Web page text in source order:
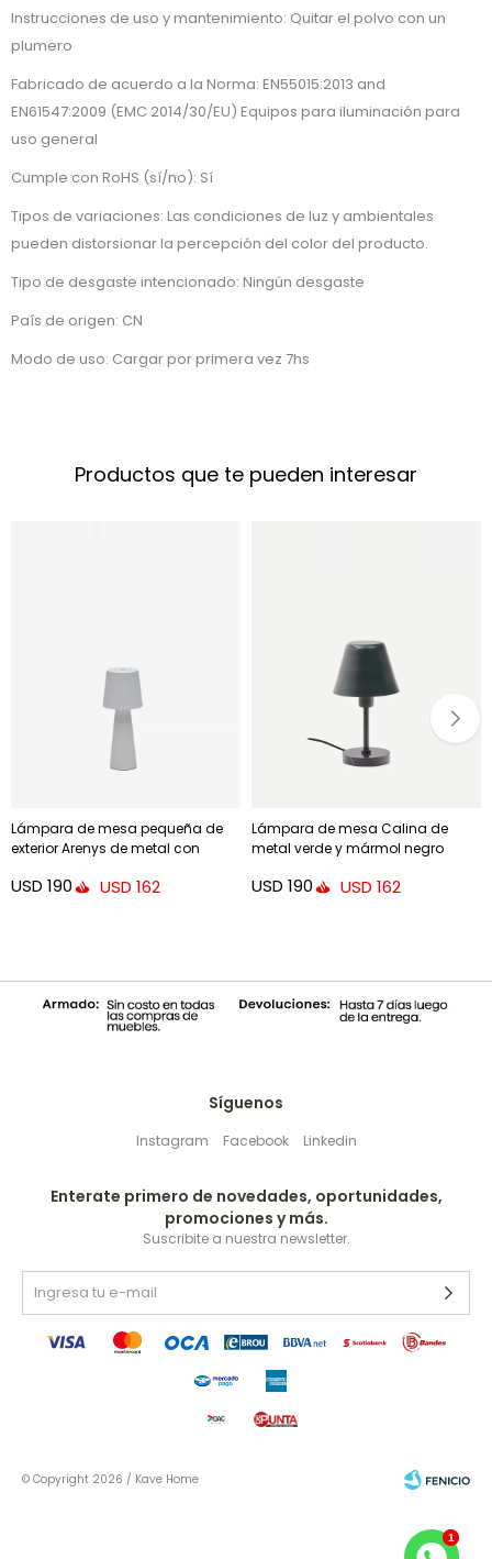
Instrucciones de uso y mantenimiento: Quitar el polvo con un
plumero
Fabricado de acuerdo a la Norma: EN55015:2013 and
EN61547:2009 (EMC 2014/30/EU) Equipos para iluminación para
uso general
Cumple con RoHS (sí/no): Sí
Tipos de variaciones: Las condiciones de luz y ambientales
pueden distorsionar la percepción del color del producto.
Tipo de desgaste intencionado: Ningún desgaste
País de origen: CN
Modo de uso: Cargar por primera vez 7hs
Productos que te pueden interesar
Lámpara de mesa pequeña de
exterior Arenys de metal con
USD 190 USD 162
Lámpara de mesa Calina de
metal verde y mármol negro
USD 190 USD 162
Síguenos
Instagram Facebook Linkedin
Enterate primero de novedades, oportunidades,
promociones y más.
Suscribite a nuestra newsletter.
© Copyright 2026 / Kave Home